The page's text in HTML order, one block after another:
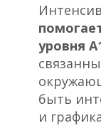
уровня
быть
и